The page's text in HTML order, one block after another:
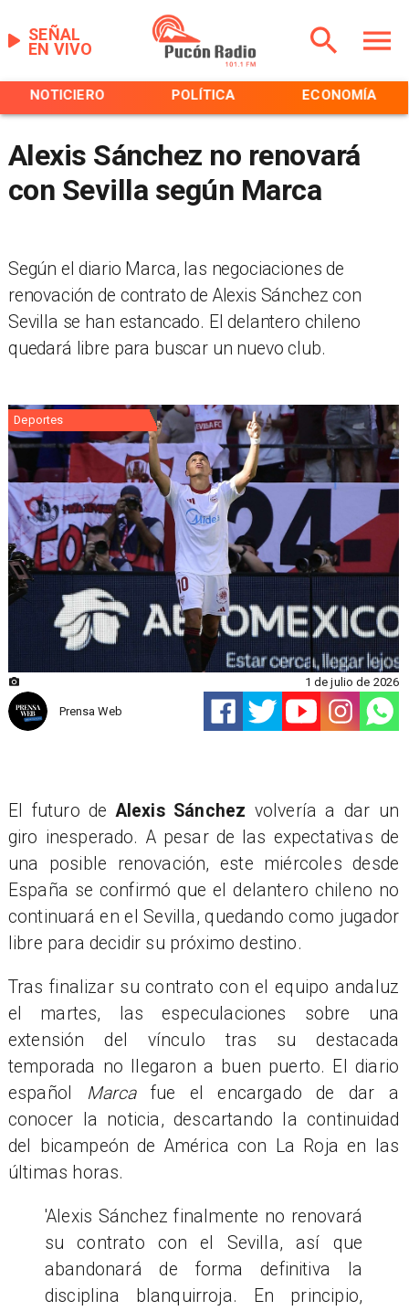
EN VIVO
SEÑAL
NOTICIERO POLÍTICA ECONOMÍA
Alexis Sánchez no renovará
con Sevilla según Marca
Según el diario Marca, las negociaciones de
renovación de contrato de Alexis Sánchez con
Sevilla se han estancado. El delantero chileno
quedará libre para buscar un nuevo club.
Deportes
Prensa Web
1 de julio de 2026
El futuro de Alexis Sánchez volvería a dar un
giro inesperado. A pesar de las expectativas de
una posible renovación, este miércoles desde
España se confirmó que el delantero chileno no
continuará en el Sevilla, quedando como jugador
libre para decidir su próximo destino.
Tras finalizar su contrato con el equipo andaluz
el martes, las especulaciones sobre una
extensión del vínculo tras su destacada
temporada no llegaron a buen puerto. El diario
español Marcafue el encargado de dar a
conocer la noticia, descartando la continuidad
del bicampeón de América con La Roja en las
últimas horas.
'Alexis Sánchez finalmente no renovará
su contrato con el Sevilla, así que
abandonará de forma definitiva la
disciplina blanquirroja. En principio,